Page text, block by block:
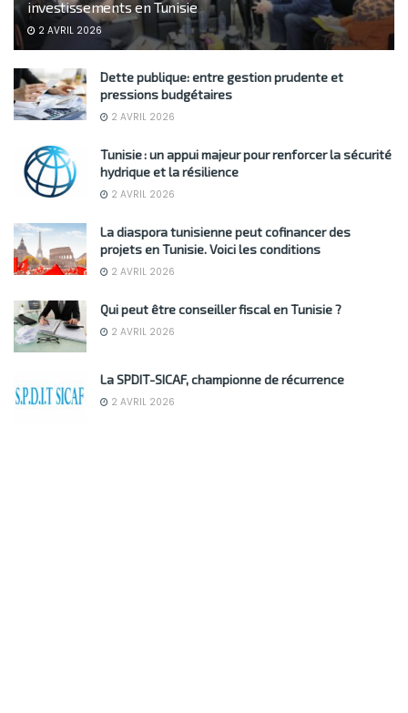
investissements en Tunisie
2 AVRIL 2026
Dette publique: entre gestion prudente et
pressions budgétaires
2 AVRIL 2026
Tunisie : un appui majeur pour renforcer la sécurité
hydrique et la résilience
2 AVRIL 2026
La diaspora tunisienne peut cofinancer des
projets en Tunisie. Voici les conditions
2 AVRIL 2026
Qui peut être conseiller fiscal en Tunisie ?
2 AVRIL 2026
La SPDIT-SICAF, championne de récurrence
2 AVRIL 2026